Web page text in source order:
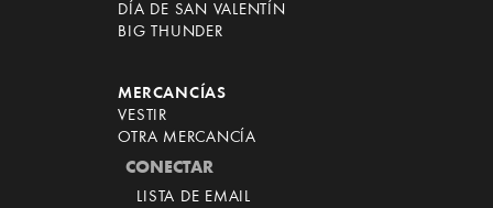
DÍA DE SAN VALENTÍN
BIG THUNDER
MERCANCÍAS
VESTIR
OTRA MERCANCÍA
CONECTAR
LISTA DE EMAIL